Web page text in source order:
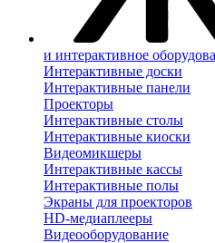
и интерактивное
Интерактивные доски
Интерактивные панели
Проекторы
Интерактивные столы
Интерактивные киоски
Видеомикшеры
Интерактивные кассы
Интерактивные полы
Экраны для проекторов
HD-медиаплееры
Видеооборудование